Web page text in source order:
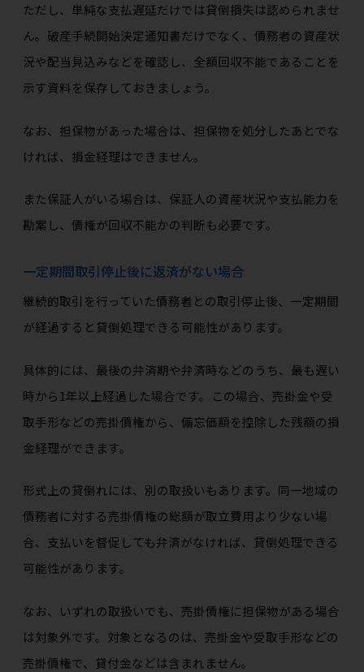
ただし、単純な支払遅延だけでは貸倒損失は認められませ
ん。破産手続開始決定通知書だけでなく、債務者の資産状
況や配当見込みなどを確認し、全額回収不能であることを
示す資料を保存しておきましょう。
なお、担保物があった場合は、担保物を処分したあとでな
ければ、損金経理はできません。
また保証人がいる場合は、保証人の資産状況や支払能力を
勘案し、債権が回収不能かの判断も必要です。
一定期間取引停止後に返済がない場合
継続的取引を行っていた債務者との取引停止後、一定期間
が経過すると貸倒処理できる可能性があります。
具体的には、最後の弁済期や弁済時などのうち、最も遅い
時から1年以上経過した場合です。この場合、売掛金や受
取手形などの売掛債権から、備忘価額を控除した残額の損
金経理ができます。
形式上の貸倒れには、別の取扱いもあります。同一地域の
債務者に対する売掛債権の総額が取立費用より少ない場
合、支払いを督促しても弁済がなければ、貸倒処理できる
可能性があります。
なお、いずれの取扱いでも、売掛債権に担保物がある場合
は対象外です。対象となるのは、売掛金や受取手形などの
売掛債権で、貸付金などは含まれません。